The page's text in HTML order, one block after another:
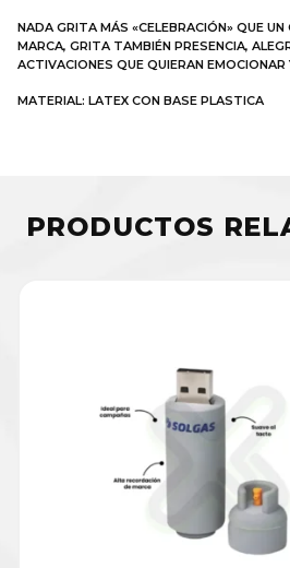
NADA GRITA MÁS «CELEBRACIÓN» QUE
MARCA, GRITA TAMBIÉN PRESENCIA,
ACTIVACIONES QUE QUIERAN EMOCIONAR
MATERIAL: LATEX CON BASE PLASTICA
PRODUCTOS